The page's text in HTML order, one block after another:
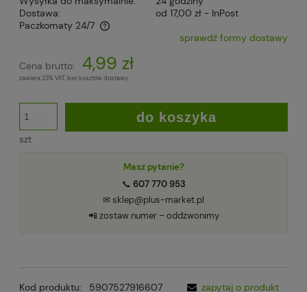
Dostawa:
od 17,00 zł - InPost
Paczkomaty 24/7
Cena nie zawiera ewentualnych kosztów płatnościsprawdź formy dostawy
Cena brutto: 4,99 zł
zawiera 23% VAT, bez kosztów dostawy
szt
do koszyka
Masz pytanie?
📞 607 770 953
✉ sklep@plus-market.pl
📲 zostaw numer – oddzwonimy
Kod produktu: 5907527916607
zapytaj o produkt